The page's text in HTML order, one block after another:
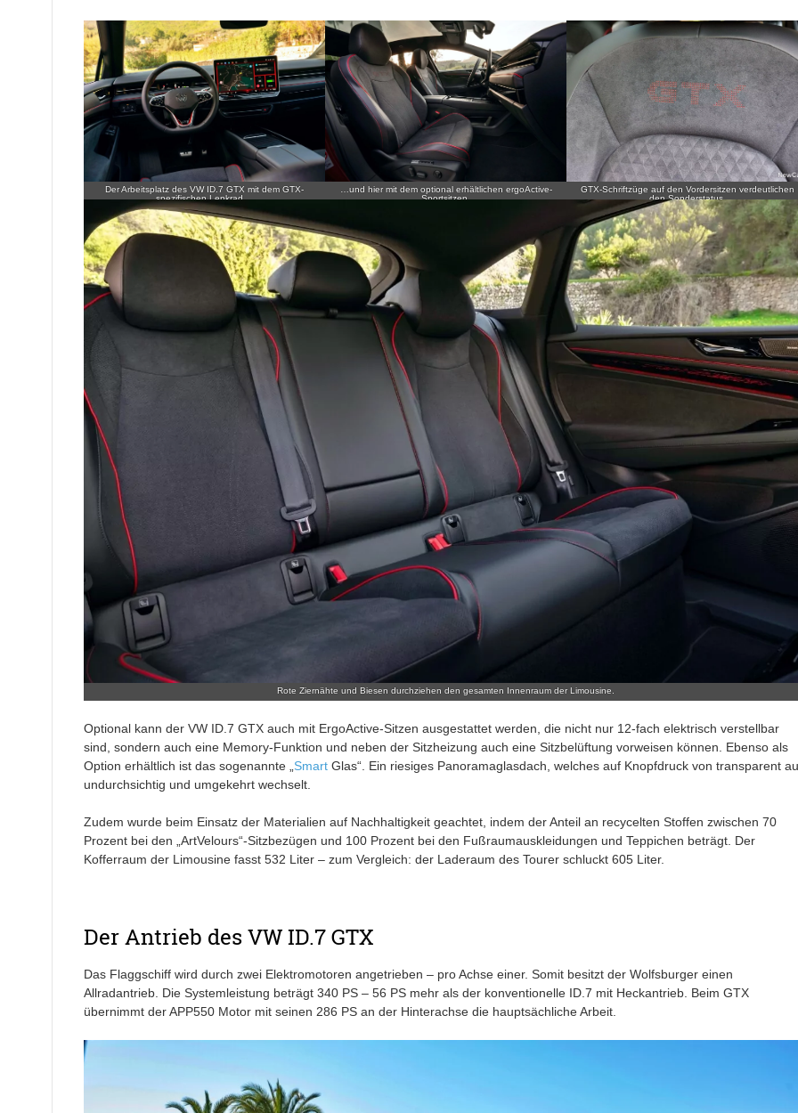
Der Arbeitsplatz des VW ID.7 GTX mit dem GTX-
spezifischen Lenkrad…
…und hier mit dem optional erhältlichen ergoActive-
Sportsitzen.
GTX-Schriftzüge auf den Vordersitzen verdeutlichen
den Sonderstatus.
Rote Ziernähte und Biesen durchziehen den gesamten Innenraum der Limousine.
Optional kann der VW ID.7 GTX auch mit ErgoActive-Sitzen ausgestattet werden, die nicht nur 12-fach elektrisch verstellbar
sind, sondern auch eine Memory-Funktion und neben der Sitzheizung auch eine Sitzbelüftung vorweisen können. Ebenso als
Option erhältlich ist das sogenannte „ SmartGlas“. Ein riesiges Panoramaglasdach, welches auf Knopfdruck von transparent
undurchsichtig und umgekehrt wechselt.
Zudem wurde beim Einsatz der Materialien auf Nachhaltigkeit geachtet, indem der Anteil an recycelten Stoffen zwischen 70
Prozent bei den „ArtVelours“-Sitzbezügen und 100 Prozent bei den Fußraumauskleidungen und Teppichen beträgt. Der
Kofferraum der Limousine fasst 532 Liter – zum Vergleich: der Laderaum des Tourer schluckt 605 Liter.
Der Antrieb des VW ID.7 GTX
Das Flaggschiff wird durch zwei Elektromotoren angetrieben – pro Achse einer. Somit besitzt der Wolfsburger einen
Allradantrieb. Die Systemleistung beträgt 340 PS – 56 PS mehr als der konventionelle ID.7 mit Heckantrieb. Beim GTX
übernimmt der APP550 Motor mit seinen 286 PS an der Hinterachse die hauptsächliche Arbeit.